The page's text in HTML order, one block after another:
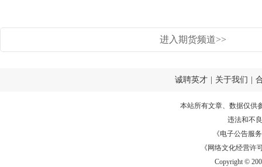
进入期货频道>>
诚聘英才 关于我们
本站所有文章、数据仅供
违法和不
《电子公告服务
《网络文化经营许
Copyright ©